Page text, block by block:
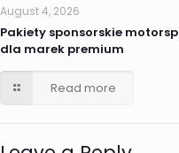
August 4, 2026
Pakiety sponsorskie
dla marek premium
Read more